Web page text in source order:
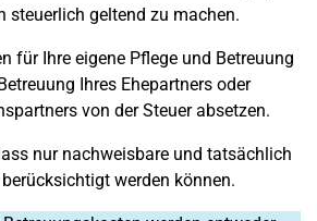
steuerlich geltend zu machen.
für Ihre eigene Pflege und Betreuung
Ihres Ehepartners oder
von der Steuer absetzen.
nur nachweisbare und tatsächlich
werden können.